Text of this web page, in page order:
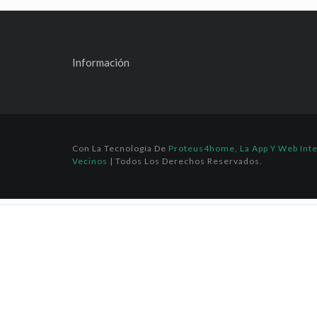
Información
Con La Tecnología De Proteus4home, La App Y Web
Vecinos | Todos Los Derechos Reservados.